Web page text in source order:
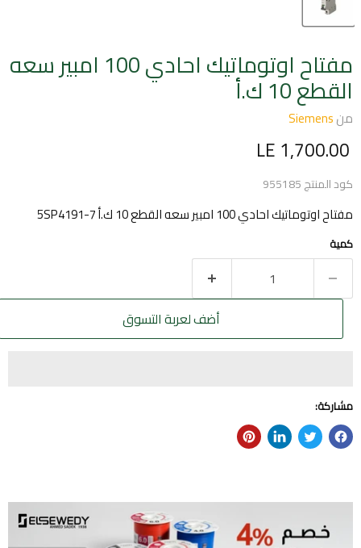
مفتاح اوتوماتيك احادي 100 امبير سعه
القطع 10 ك.أ
منSiemens
السعر الحالي
LE 1,700.00
كود المنتج955185
مفتاح اوتوماتيك احادي 100 امبير سعه القطع 10 ك.أ 5SP4191-7
كمية
أضف لعربة التسوق
مشاركة: